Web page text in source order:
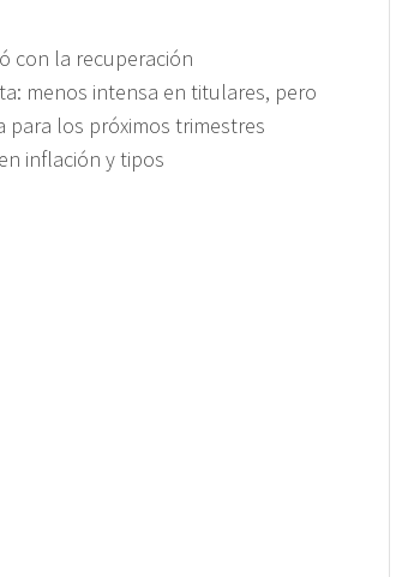
con la recuperación
menos intensa en titulares, pero
para los próximos trimestres
inflación y tipos